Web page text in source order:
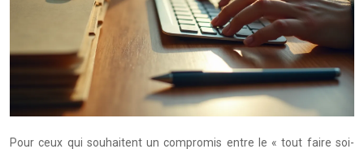
Pour ceux qui souhaitent un compromis entre le « tout faire soi-